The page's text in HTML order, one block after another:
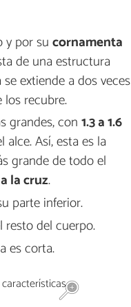
y por sucornamenta
de una estructura
extiende a dos veces
recubre.
grandes, con1.3 a 1.6
Así, esta es la
grande de todo el
la cruz.
parte inferior.
resto del cuerpo.
es corta.